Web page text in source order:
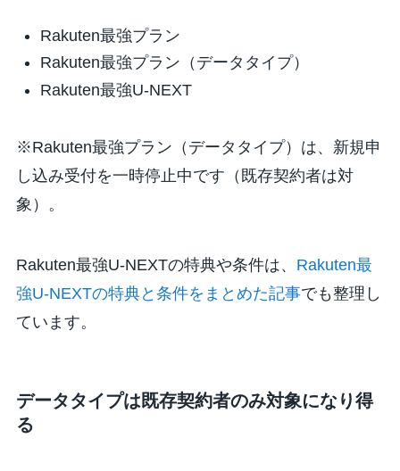
Rakuten最強プラン
Rakuten最強プラン（データタイプ）
Rakuten最強U-NEXT
※Rakuten最強プラン（データタイプ）は、新規申
し込み受付を一時停止中です（既存契約者は対
象）。
Rakuten最強U-NEXTの特典や条件は、 Rakuten最
強U-NEXTの特典と条件をまとめた記事でも整理し
ています。
データタイプは既存契約者のみ対象になり得
る